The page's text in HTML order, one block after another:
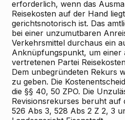
erforderlich, wenn das
Reisekosten auf der Hand
gerichtsnotorisch ist. Das
bei einer unzumutbaren
Verkehrsmittel durchaus ein
Anknüpfungspunkt, um einer
vertretenen Partei
Dem unbegründeten Rekurs
zu geben. Die
die §§ 40, 50 ZPO. Die
Revisionsrekurses beruht auf
526 Abs 3, 528 Abs 2 Z 2, 3